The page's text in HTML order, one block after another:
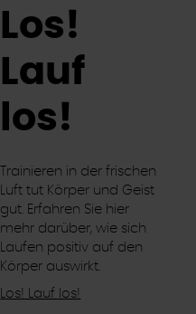
Los!
Lauf
los!
Trainieren in der frischen
Luft tut Körper und Geist
gut. Erfahren Sie hier
mehr darüber, wie sich
Laufen positiv auf den
Körper auswirkt.
Los! Lauf los!